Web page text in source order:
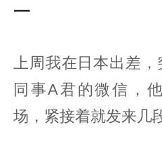
一
上周我在日本出差
同事A君的微信，
场，紧接着就发来几